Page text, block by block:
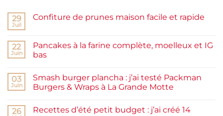
29
Juil
Confiture de prunes maison facile et rapide
Confiture
de
prunes
et
rapide
22
Juin
Pancakes à la farine complète, moelleux et IG
bas
sur
Pancakes
à
complète,
03
Juin
Smash burger plancha : j’ai testé Packman
Burgers & Wraps à La Grande Motte
sur
26
Recettes d’été petit budget : j’ai créé 14